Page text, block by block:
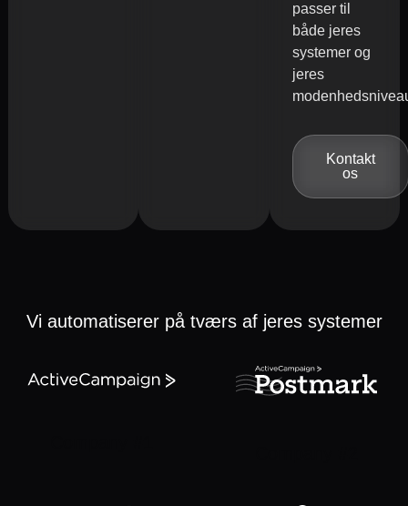
passer til
både jeres
systemer og
jeres
Kontakt
os
Vi automatiserer på tværs af jeres systemer